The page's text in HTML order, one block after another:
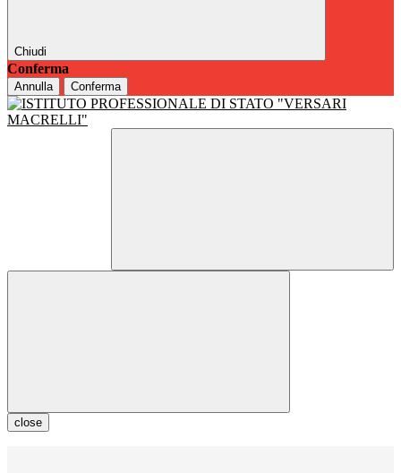
Chiudi
Conferma
Annulla Conferma
close